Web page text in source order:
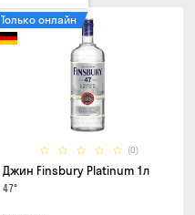
(0)
Только онлайн
Джин Finsbury Platinum 1л
47°